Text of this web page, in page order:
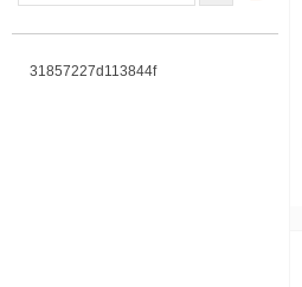
31857227d113844f